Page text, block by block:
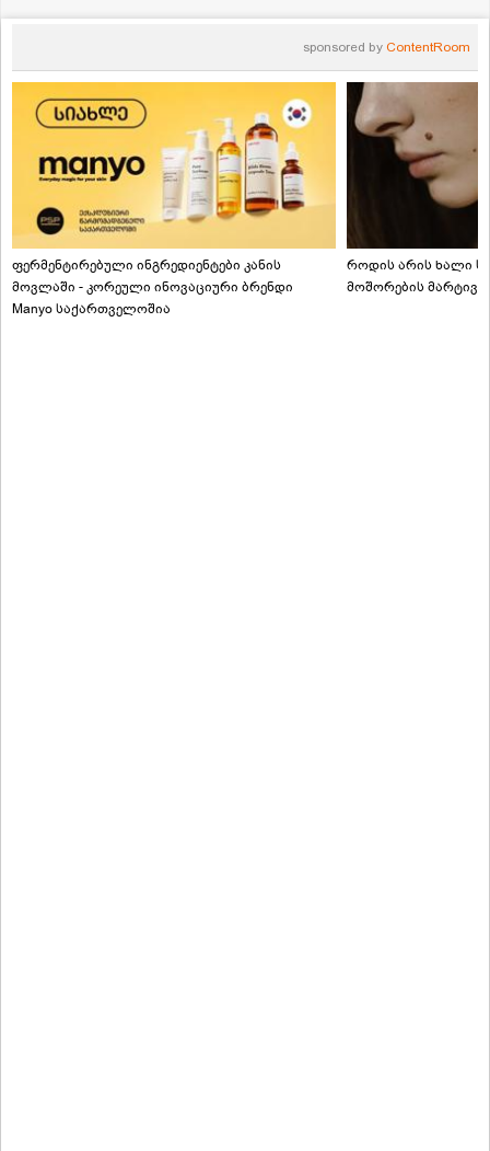
sponsored by ContentRoom
ფერმენტირებული ინგრედიენტები კანის
მოვლაში - კორეული ინოვაციური ბრენდი
Manyo საქართველოშია
როდის არის ხალი
მოშორების